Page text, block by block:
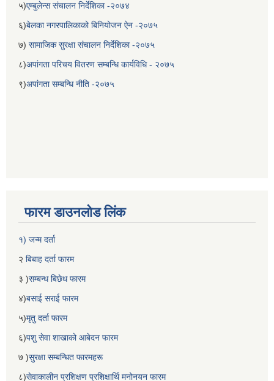
५)एम्बुलेन्स संचालन निर्देशिका -२०७४
६)बेलका नगरपालिकाको बिनियोजन ऐन -२०७५
७) सामाजिक सुरक्षा संचालन निर्देशिका -२०७५
८)अपांगता परिचय वितरण सम्बन्धि कार्यविधि - २०७५
९)अपांगता सम्बन्धि नीति -२०७५
फारम डाउनलोड लिंक
१) जन्म दर्ता
२ बिबाह दर्ता फारम
३ )सम्बन्ध बिछेध फारम
४)बसाई सराई फारम
५)मृतु दर्ता फारम
६)पशु सेवा शाखाको आबेदन फारम
७ )सुरक्षा सम्बन्धित फारमहरू
८)सेवाकालीन प्रशिक्षण प्रशिक्षार्थि मनोनयन फारम